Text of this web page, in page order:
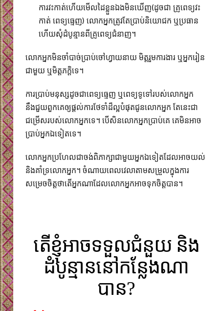
ការវះកាត់ហើយមើលដៃខ្លួនឯងមិនឃើញ​(ដូចជា គ្រូពេទ្យវះ
កាត់ ពេទ្យធ្មេញ)​ លោកអ្នកត្រូវតែប្រាប់និយោជក ឬប្រធាន
ហើយសុំដំបូន្មានពីគ្រូពេទ្យជំនាញ។​
លោកអ្នកមិនចាំបាច់ប្រាប់ចៅហ្វាយនាយ មិត្តរួមការងារ ឬអ្នករៀន
ជាមួយ ឬមិត្តភក្តិទេ។​
ការប្រាប់មនុស្សដូចជាពេទ្យធ្មេញ ឬពេទ្យទូទៅរបស់លោកអ្នក
នឹងជួយពួកគេឲ្យផ្តល់ការថែទាំដ៏ល្អបំផុតជូនលោកអ្នក តែនេះជា
ជម្រើសរបស់លោកអ្នកទេ។ បើសិនលោកអ្នកប្រាប់គេ គេមិនអាច
ប្រាប់អ្នកឯទៀតទេ។​
លោកអ្នកប្រហែលជាចង់ពិភាក្សាជាមួយអ្នកឯទៀតដែលអាចយល់
និងគាំទ្រលោកអ្នក។ ចំណាយពេលវេលាតាមសម្រួលក្នុងការ
សម្រេចចិត្តថាតើអ្នកណាដែលលោកអ្នកអាចទុកចិត្តបាន។​
តើខ្ញុំអាចទទួលជំនួយ និង
ដំបូន្មាននៅកន្លែងណា
បាន?